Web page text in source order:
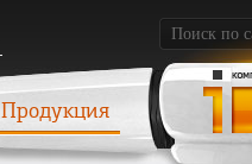
Продукция